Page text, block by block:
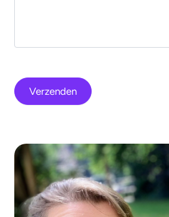
Verzenden